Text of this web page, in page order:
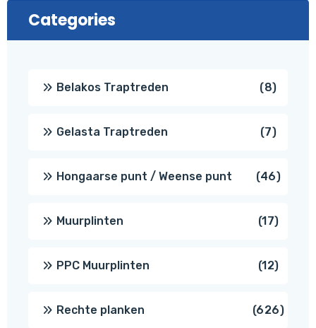
Categories
Belakos Traptreden 88
Gelasta Traptreden 77
Hongaarse punt / Weense punt 4646
Muurplinten 1717
PPC Muurplinten 1212
Rechte planken 626626